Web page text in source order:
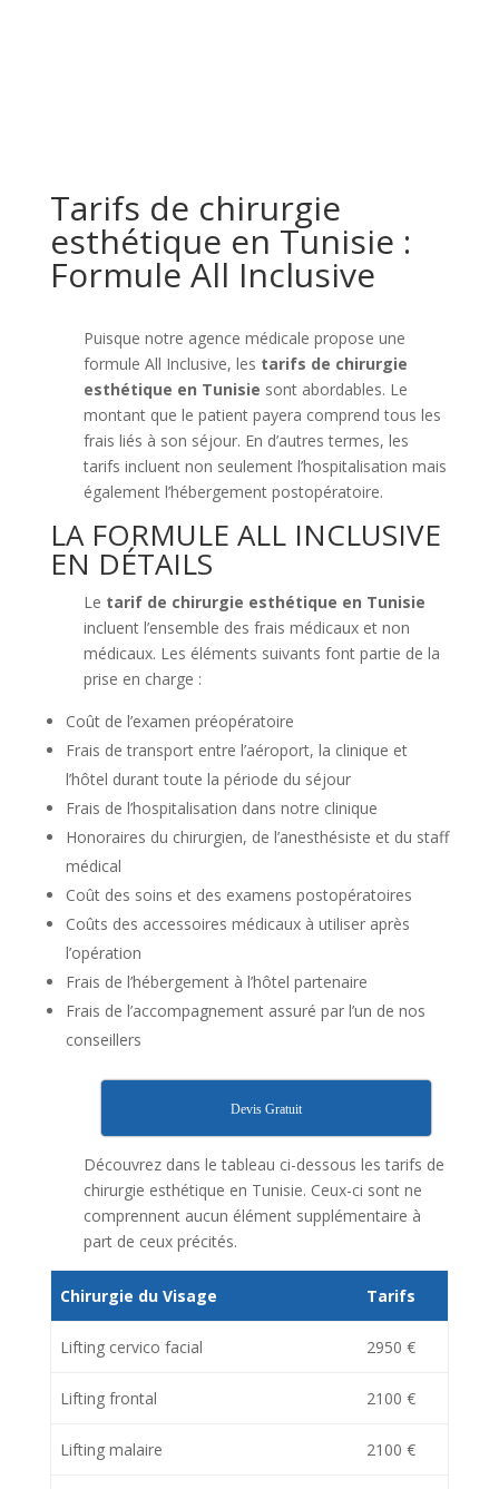
Tarifs de chirurgie
esthétique en Tunisie :
Formule All Inclusive
Puisque notre agence médicale propose une
formule All Inclusive, les tarifs de chirurgie
esthétique en Tunisie sont abordables. Le
montant que le patient payera comprend tous les
frais liés à son séjour. En d’autres termes, les
tarifs incluent non seulement l’hospitalisation mais
également l’hébergement postopératoire.
LA FORMULE ALL INCLUSIVE
EN DÉTAILS
Le tarif de chirurgie esthétique en Tunisie
incluent l’ensemble des frais médicaux et non
médicaux. Les éléments suivants font partie de la
prise en charge :
Coût de l’examen préopératoire
Frais de transport entre l’aéroport, la clinique et
l’hôtel durant toute la période du séjour
Frais de l’hospitalisation dans notre clinique
Honoraires du chirurgien, de l’anesthésiste et du staff
médical
Coût des soins et des examens postopératoires
Coûts des accessoires médicaux à utiliser après
l’opération
Frais de l’hébergement à l’hôtel partenaire
Frais de l’accompagnement assuré par l’un de nos
conseillers
Devis Gratuit
Découvrez dans le tableau ci-dessous les tarifs de
chirurgie esthétique en Tunisie. Ceux-ci sont ne
comprennent aucun élément supplémentaire à
part de ceux précités.
Chirurgie du Visage Tarifs
Lifting cervico facial 2950 €
Lifting frontal 2100 €
Lifting malaire 2100 €